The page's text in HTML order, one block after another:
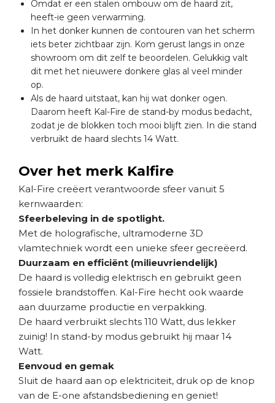
Omdat er een stalen ombouw om de haard zit,
heeft-ie geen verwarming.
In het donker kunnen de contouren van het scherm
iets beter zichtbaar zijn. Kom gerust langs in onze
showroom om dit zelf te beoordelen. Gelukkig valt
dit met het nieuwere donkere glas al veel minder
op.
Als de haard uitstaat, kan hij wat donker ogen.
Daarom heeft Kal-Fire de stand-by modus bedacht,
zodat je de blokken toch mooi blijft zien. In die stand
verbruikt de haard slechts 14 Watt.
Over het merk Kalfire
Kal-Fire creëert verantwoorde sfeer vanuit 5
kernwaarden:
Sfeerbeleving in de spotlight.
Met de holografische, ultramoderne 3D
vlamtechniek wordt een unieke sfeer gecreëerd.
Duurzaam en efficiënt (milieuvriendelijk)
De haard is volledig elektrisch en gebruikt geen
fossiele brandstoffen. Kal-Fire hecht ook waarde
aan duurzame productie en verpakking.
De haard verbruikt slechts 110 Watt, dus lekker
zuinig! In stand-by modus gebruikt hij maar 14
Watt.
Eenvoud en gemak
Sluit de haard aan op elektriciteit, druk op de knop
van de E-one afstandsbediening en geniet!